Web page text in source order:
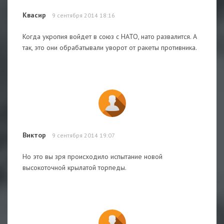
Квасир 9 сентября 2014 18:16
Когда укропия войдет в союз с НАТО, нато развалится. А
так, это они обрабатывали уворот от ракеты противника.
Виктор 9 сентября 2014 19:07
Но это вы зря происходило испытание новой
высокоточной крылатой торпеды.